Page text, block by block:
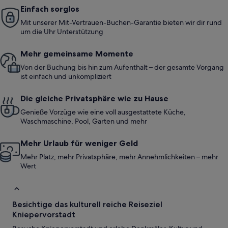
Einfach sorglos
Mit unserer Mit-Vertrauen-Buchen-Garantie bieten wir dir rund
um die Uhr Unterstützung
Mehr gemeinsame Momente
Von der Buchung bis hin zum Aufenthalt – der gesamte Vorgang
ist einfach und unkompliziert
Die gleiche Privatsphäre wie zu Hause
Genieße Vorzüge wie eine voll ausgestattete Küche,
Waschmaschine, Pool, Garten und mehr
Mehr Urlaub für weniger Geld
Mehr Platz, mehr Privatsphäre, mehr Annehmlichkeiten – mehr
Wert
Besichtige das kulturell reiche Reiseziel
Kniepervorstadt